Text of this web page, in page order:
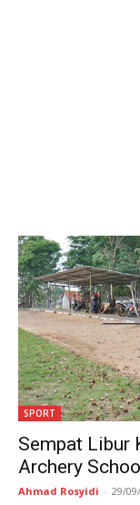
SPORT
Sempat Libur
Archery
Ahmad Rosyidi - 29/